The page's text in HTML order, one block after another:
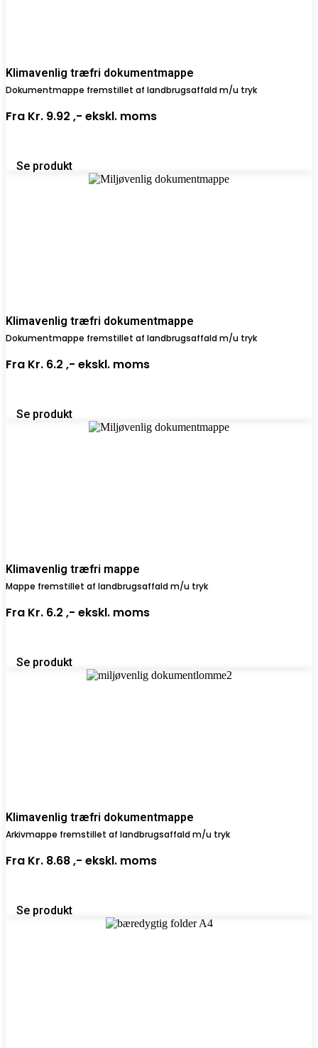
Klimavenlig træfri dokumentmappe
Dokumentmappe fremstillet af landbrugsaffald m/u tryk
Fra Kr. 9.92 ,- ekskl. moms
Se produkt
Klimavenlig træfri dokumentmappe
Dokumentmappe fremstillet af landbrugsaffald m/u tryk
Fra Kr. 6.2 ,- ekskl. moms
Se produkt
Klimavenlig træfri mappe
Mappe fremstillet af landbrugsaffald m/u tryk
Fra Kr. 6.2 ,- ekskl. moms
Se produkt
Klimavenlig træfri dokumentmappe
Arkivmappe fremstillet af landbrugsaffald m/u tryk
Fra Kr. 8.68 ,- ekskl. moms
Se produkt